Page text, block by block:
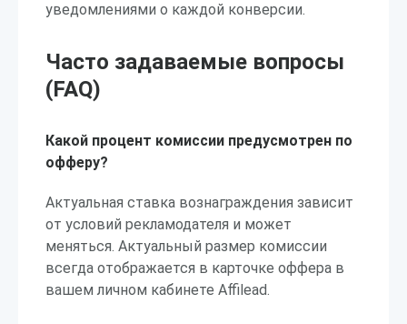
уведомлениями о каждой конверсии.
Часто задаваемые вопросы
(FAQ)
Какой процент комиссии предусмотрен по
офферу?
Актуальная ставка вознаграждения зависит
от условий рекламодателя и может
меняться. Актуальный размер комиссии
всегда отображается в карточке оффера в
вашем личном кабинете Affilead.